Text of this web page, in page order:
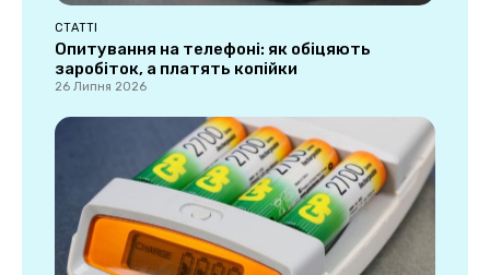
СТАТТІ
Опитування на телефоні: як обіцяють
заробіток, а платять копійки
26 Липня 2026